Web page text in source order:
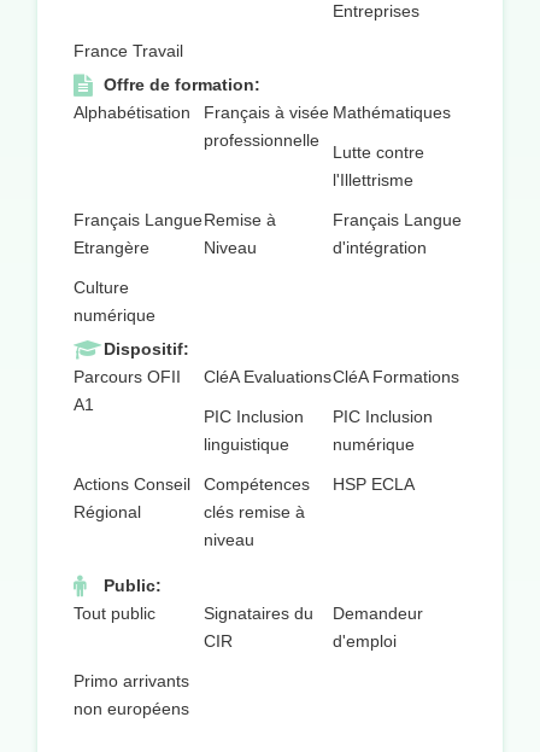
Entreprises
France Travail
Offre de formation:
Alphabétisation
Français à visée
professionnelle
Mathématiques
Lutte contre
l'Illettrisme
Français Langue
Etrangère
Remise à
Niveau
Français Langue
d'intégration
Culture
numérique
Dispositif:
Parcours OFII
A1
CléA EvaluationsCléA Formations
PIC Inclusion
linguistique
PIC Inclusion
numérique
Actions Conseil
Régional
Compétences
clés remise à
niveau
HSP ECLA
Public:
Tout public
Signataires du
CIR
Demandeur
d'emploi
Primo arrivants
non européens